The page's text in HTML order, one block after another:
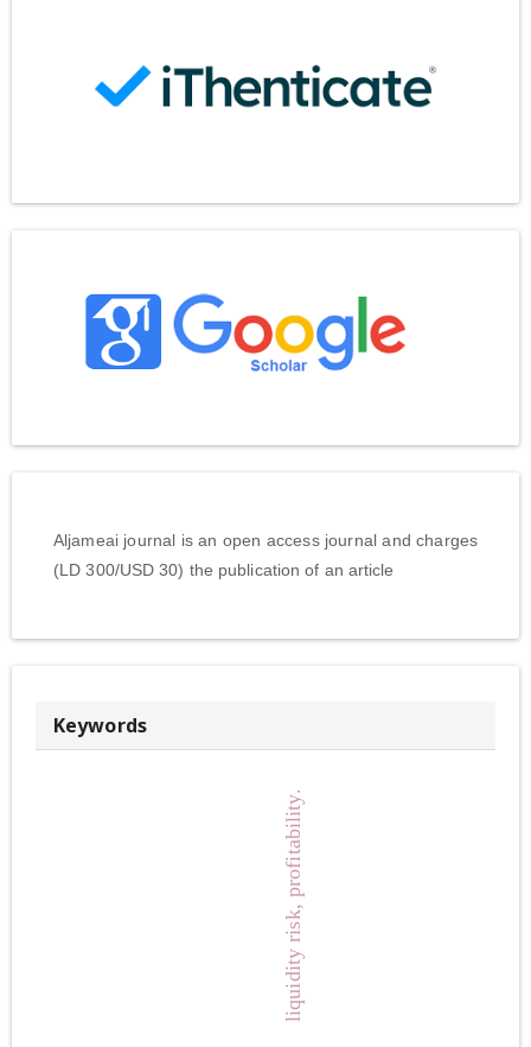
Aljameai journal is an open access journal and charges
(LD 300/USD 30) the publication of an article
Keywords
liquidity risk, profitability.